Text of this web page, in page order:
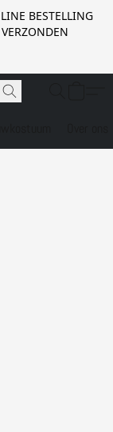
BESTELLING